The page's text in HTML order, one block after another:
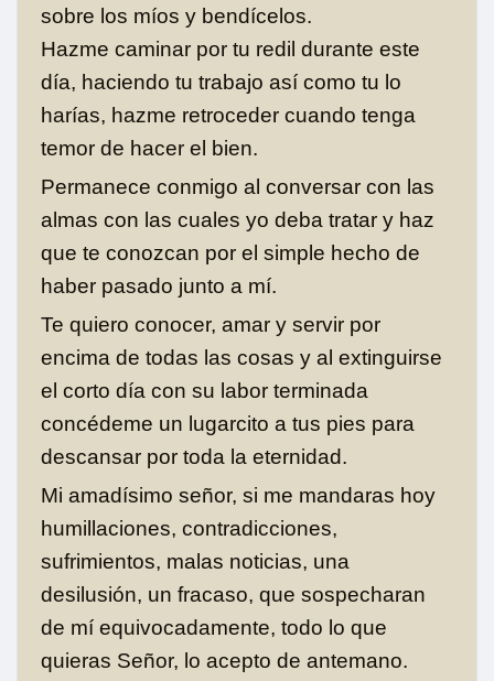
sobre los míos y bendícelos.
Hazme caminar por tu redil durante este
día, haciendo tu trabajo así como tu lo
harías, hazme retroceder cuando tenga
temor de hacer el bien.
Permanece conmigo al conversar con las
almas con las cuales yo deba tratar y haz
que te conozcan por el simple hecho de
haber pasado junto a mí.
Te quiero conocer, amar y servir por
encima de todas las cosas y al extinguirse
el corto día con su labor terminada
concédeme un lugarcito a tus pies para
descansar por toda la eternidad.
Mi amadísimo señor, si me mandaras hoy
humillaciones, contradicciones,
sufrimientos, malas noticias, una
desilusión, un fracaso, que sospecharan
de mí equivocadamente, todo lo que
quieras Señor, lo acepto de antemano.